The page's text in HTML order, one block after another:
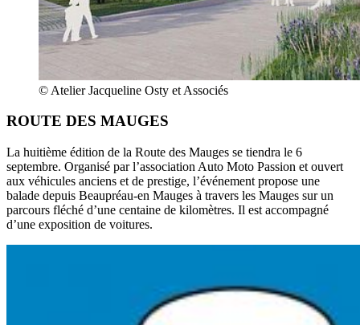
© Atelier Jacqueline Osty et Associés
ROUTE DES MAUGES
La huitième édition de la Route des Mauges se tiendra le 6
septembre. Organisé par l’association Auto Moto Passion et ouvert
aux véhicules anciens et de prestige, l’événement propose une
balade depuis Beaupréau-en Mauges à travers les Mauges sur un
parcours fléché d’une centaine de kilomètres. Il est accompagné
d’une exposition de voitures.